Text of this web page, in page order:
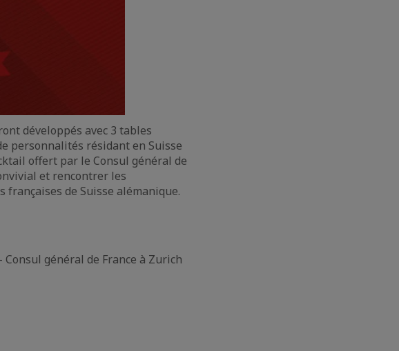
développés avec 3 tables
personnalités résidant en Suisse
offert par le Consul général de
et rencontrer les
de Suisse alémanique.
Consul général de France à Zurich